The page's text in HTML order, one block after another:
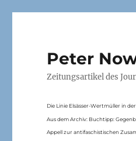
Peter
Zeitungsartikel des
Die Linie Elsässer-Wertmüller in
Aus dem Archiv: Buchtipp:
Appell zur antifaschistischen